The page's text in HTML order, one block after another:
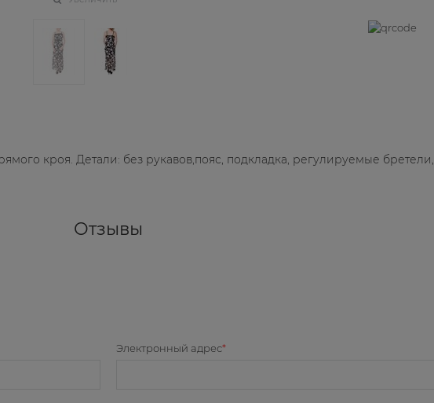
кроя. Детали: без рукавов,пояс, подкладка, регулируемые бретели,
Отзывы
Электронный адрес